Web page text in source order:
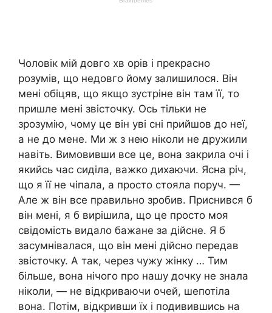
Чоловік мій довго хв орів і прекрасно
розумів, що недовго йому залишилося. Він
мені обіцяв, що якщо зустріне він там її, то
пришле мені звісточку. Ось тільки не
зрозумію, чому це він уві сні прийшов до неї,
а не до мене. Ми ж з нею ніколи не дружили
навіть. Вимовивши все це, вона закрила очі і
якийсь час сиділа, важко дихаючи. Ясна річ,
що я її не чіпала, а просто стояла поруч. —
Але ж він все правильно зробив. Приснився б
він мені, я б вирішила, що це просто моя
свідомість видало бажане за дійсне. Я б
засумнівалася, що він мені дійсно передав
звісточку. А так, через чужу жінку … Тим
більше, вона нічого про нашу дочку не знала
ніколи, — не відкриваючи очей, шепотіла
вона. Потім, відкривши їх і подивившись на